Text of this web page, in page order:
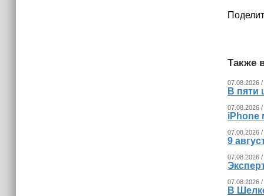
Также
07.08.2026
В пяти
07.08.2026
iPhone
07.08.2026
9
07.08.2026
07.08.2026
В